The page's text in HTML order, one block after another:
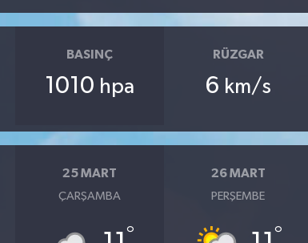
BASINÇ
1010 hpa
RÜZGAR
6 km/s
25 MART
ÇARŞAMBA
°
26 MART
PERŞEMBE
°